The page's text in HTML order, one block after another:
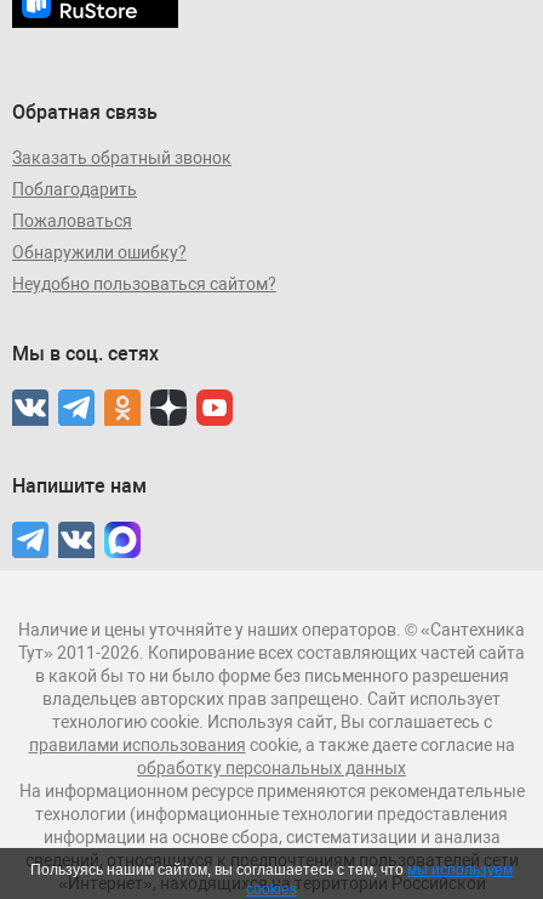
Обратная связь
Заказать обратный звонок
Поблагодарить
Пожаловаться
Обнаружили ошибку?
Неудобно пользоваться сайтом?
Мы в соц. сетях
Напишите нам
Наличие и цены уточняйте у наших операторов. © «Сантехника
Тут» 2011-2026. Копирование всех составляющих частей сайта
в какой бы то ни было форме без письменного разрешения
владельцев авторских прав запрещено. Сайт использует
технологию cookie. Используя сайт, Вы соглашаетесь с
правилами использования cookie, а также даете согласие на
обработку персональных данных
На информационном ресурсе применяются рекомендательные
технологии (информационные технологии предоставления
информации на основе сбора, систематизации и анализа
сведений, относящихся к предпочтениям пользователей сети
«Интернет», находящихся на территории Российской
Пользуясь нашим сайтом, вы соглашаетесь с тем, чтомы используем
cookies